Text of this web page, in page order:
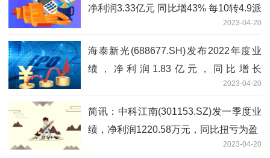
净利润3.33亿元 同比增43% 每10转4.9派
2023-04-20
海泰新光(688677.SH)发布2022年度业
绩，净利润1.83亿元，同比增长
55.07%，拟10转4派8元 环球热消息2023-04-20
简讯：中科江南(301153.SZ)发一季度业
绩，净利润1220.58万元，同比扭亏为盈
2023-04-20